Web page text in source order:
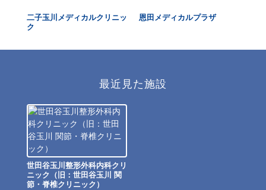
二子玉川メディカルクリニッ
ク
恩田メディカルプラザ
最近見た施設
世田谷玉川整形外科内科クリ
ニック（旧：世田谷玉川 関
節・脊椎クリニック）